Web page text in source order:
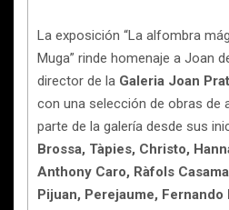
La exposición “La alfombra
Muga” rinde homenaje a Joan
director de la Galeria Joan
con una selección de obras de
parte de la galería desde sus
Brossa, Tàpies, Christo,
Anthony Caro, Ràfols
Pijuan, Perejaume, Fernando